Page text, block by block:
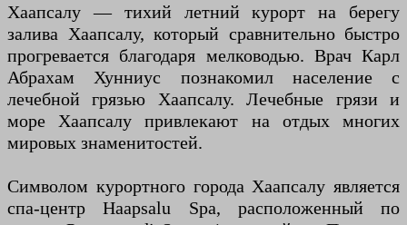
Хаапсалу — тихий летний курорт на берегу
залива Хаапсалу, который сравнительно быстро
прогревается благодаря мелководью. Врач Карл
Абрахам Хунниус познакомил население с
лечебной грязью Хаапсалу. Лечебные грязи и
море Хаапсалу привлекают на отдых многих
мировых знаменитостей.
Символом курортного города Хаапсалу является
спа-центр Haapsalu Spa, расположенный по